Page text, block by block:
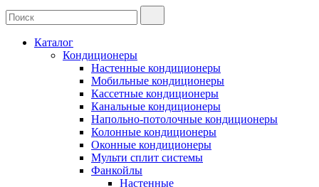
Каталог
Кондиционеры
Настенные кондиционеры
Мобильные кондиционеры
Кассетные кондиционеры
Канальные кондиционеры
Напольно-потолочные кондиционеры
Колонные кондиционеры
Оконные кондиционеры
Мульти сплит системы
Фанкойлы
Настенные